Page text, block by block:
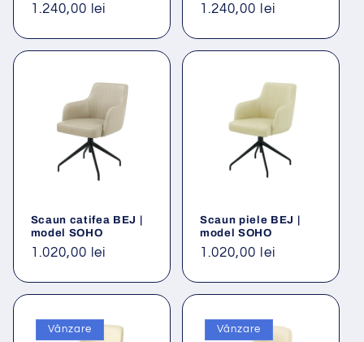
Preț
1.240,00 lei
Preț
1.240,00 lei
Scaun catifea BEJ |
model SOHO
Preț
1.020,00 lei
Scaun piele BEJ |
model SOHO
Preț
1.020,00 lei
Vânzare Vânzare